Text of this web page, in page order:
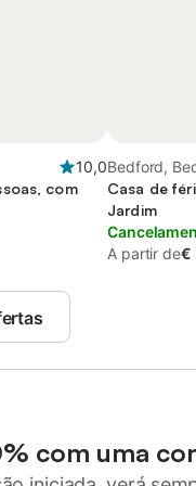
10,0
com
Bedford,
Casa de
Jardim
A partir de€
com uma